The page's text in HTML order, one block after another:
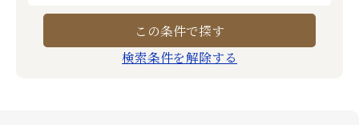
検索条件を解除する